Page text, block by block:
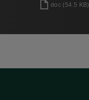
doc (54.5 KB)